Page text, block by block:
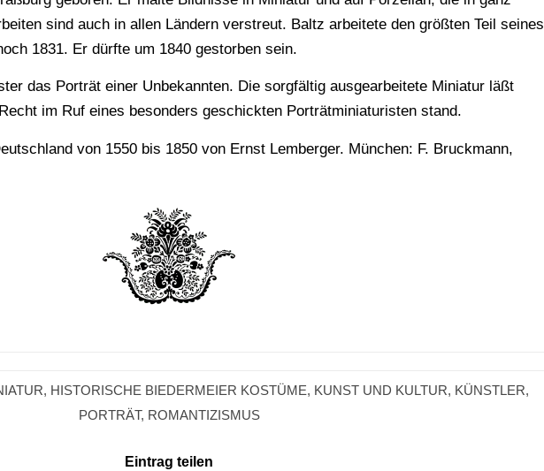
sind auch in allen Ländern verstreut. Baltz arbeitete den größten Teil seines
1831. Er dürfte um 1840 gestorben sein.
das Porträt einer Unbekannten. Die sorgfältig ausgearbeitete Miniatur läßt
im Ruf eines besonders geschickten Porträtminiaturisten stand.
von 1550 bis 1850 von Ernst Lemberger. München: F. Bruckmann,
, HISTORISCHE BIEDERMEIER KOSTÜME, KUNST UND KULTUR, KÜNSTLER,
PORTRÄT, ROMANTIZISMUS
Eintrag teilen